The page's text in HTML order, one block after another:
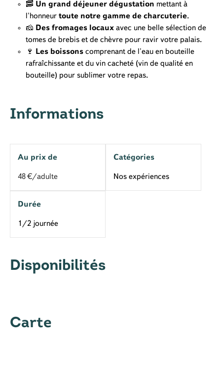
🥓 Un grand déjeuner dégustation mettant à
l'honneur toute notre gamme de charcuterie.
🧀 Des fromages locaux avec une belle sélection de
tomes de brebis et de chèvre pour ravir votre palais.
🍷
Les boissons comprenant de l'eau en bouteille
rafraîchissante et du vin cacheté (vin de qualité en
bouteille) pour sublimer votre repas.
Informations
Au prix de
48 €/adulte
Catégories
Nos expériences
Durée
1/2 journée
Disponibilités
Carte